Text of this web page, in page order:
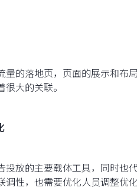
量的落地页，页面的展示和布
大的关联。
投放的主要载体工具，同时也
性，也需要优化人员调整优化